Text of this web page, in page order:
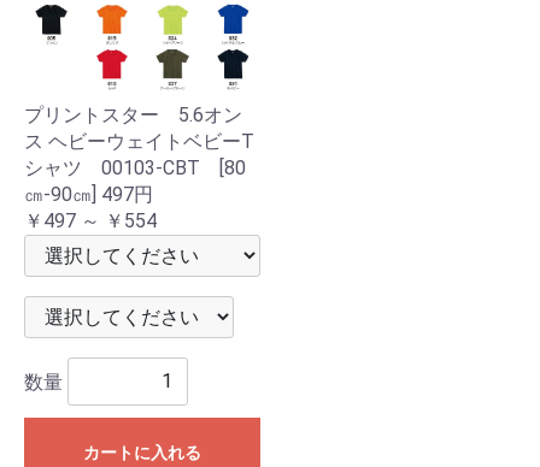
プリントスター 5.6オン
ス ヘビーウェイトベビーT
シャツ 00103-CBT [80
㎝-90㎝] 497円
￥497 ～ ￥554
数量
カートに入れる